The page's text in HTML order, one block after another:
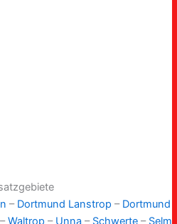
– Dortmund Lanstrop – Dortmund
–Waltrop – Unna – Schwerte – Selm